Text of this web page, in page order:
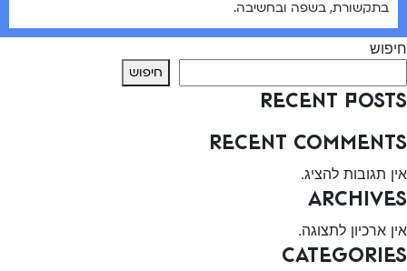
בתקשורת, בשפה ובחשיבה.
חיפוש
חיפוש
Recent Posts
Recent Comments
אין תגובות להציג.
Archives
אין ארכיון לתצוגה.
Categories